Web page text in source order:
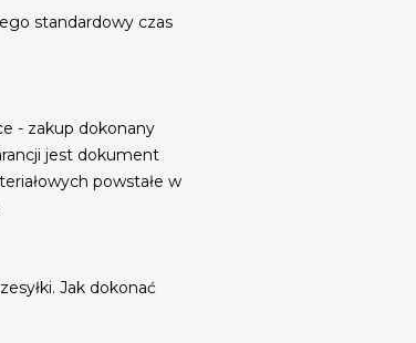
standardowy czas
- zakup dokonany
jest dokument
powstałe w
Jak dokonać